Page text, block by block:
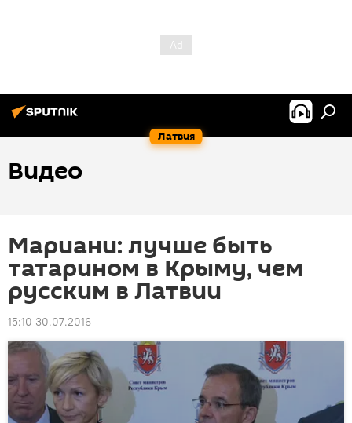
Латвия
Видео
Мариани: лучше быть
татарином в Крыму, чем
русским в Латвии
15:10 30.07.2016